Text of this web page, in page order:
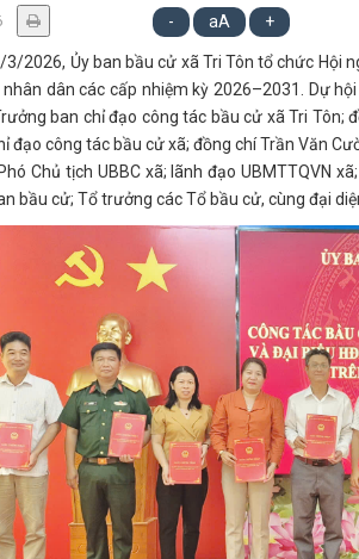
- aA +
2026, Ủy ban bầu cử xã Tri Tôn tổ chức Hội
nhân dân các cấp nhiệm kỳ 2026–2031. Dự
ban chỉ đạo công tác bầu cử xã Tri
đạo công tác bầu cử xã; đồng chí Trần Văn
Chủ tịch UBBC xã; lãnh đạo UBMTTQVN
bầu cử; Tổ trưởng các Tổ bầu cử, cùng đại